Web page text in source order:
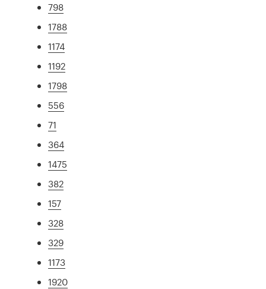
798
1788
1174
1192
1798
556
71
364
1475
382
157
328
329
1173
1920